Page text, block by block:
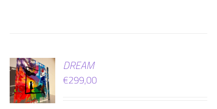
DREAM
€299,00